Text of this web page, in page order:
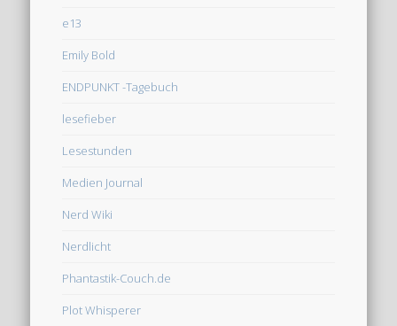
e13
Emily Bold
ENDPUNKT -Tagebuch
lesefieber
Lesestunden
Medien Journal
Nerd Wiki
Nerdlicht
Phantastik-Couch.de
Plot Whisperer